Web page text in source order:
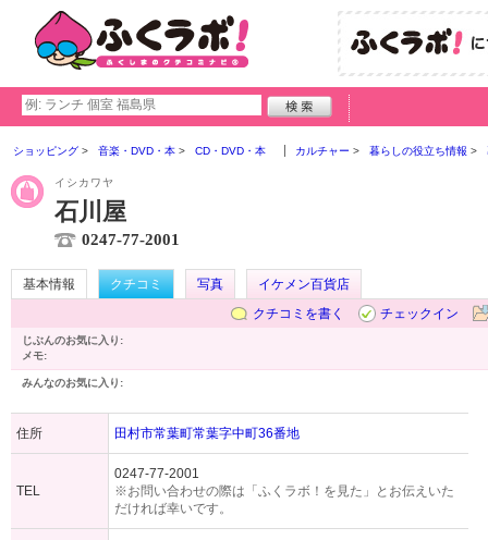
ショッピング 音楽・DVD・本 CD・DVD・本 カルチャー 暮らしの役立ち情報
イシカワヤ
石川屋
0247-77-2001
基本情報 クチコミ 写真
イケメン百貨店
クチコミを書く
チェックイン
じぶんのお気に入り:
メモ:
みんなのお気に入り:
住所 田村市常葉町常葉字中町36番地
TEL
0247-77-2001
※お問い合わせの際は「ふくラボ！を見た」とお伝えいた
だければ幸いです。